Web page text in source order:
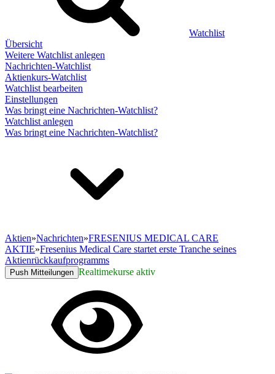
Watchlist
Übersicht
Weitere Watchlist anlegen
Nachrichten-Watchlist
Aktienkurs-Watchlist
Watchlist bearbeiten
Einstellungen
Was bringt eine Nachrichten-Watchlist?
Watchlist anlegen
Was bringt eine Nachrichten-Watchlist?
Aktien»Nachrichten»FRESENIUS MEDICAL CARE
AKTIE»Fresenius Medical Care startet erste Tranche seines
Aktienrückkaufprogramms
Push Mitteilungen Realtimekurse aktiv